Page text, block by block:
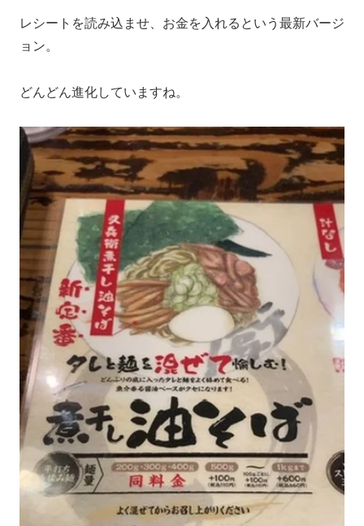
レシートを読み込ませ、お金を入れるという最新バージ
ョン。
どんどん進化していますね。